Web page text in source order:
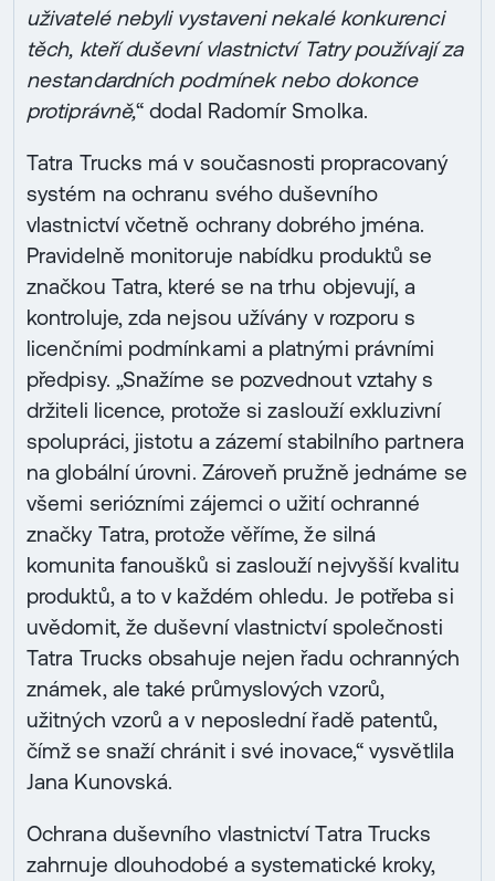
uživatelé nebyli vystaveni nekalé konkurenci
těch, kteří duševní vlastnictví Tatry používají za
nestandardních podmínek nebo dokonce
protiprávně,“ dodal Radomír Smolka.
Tatra Trucks má v současnosti propracovaný
systém na ochranu svého duševního
vlastnictví včetně ochrany dobrého jména.
Pravidelně monitoruje nabídku produktů se
značkou Tatra, které se na trhu objevují, a
kontroluje, zda nejsou užívány v rozporu s
licenčními podmínkami a platnými právními
předpisy. „Snažíme se pozvednout vztahy s
držiteli licence, protože si zaslouží exkluzivní
spolupráci, jistotu a zázemí stabilního partnera
na globální úrovni. Zároveň pružně jednáme se
všemi seriózními zájemci o užití ochranné
značky Tatra, protože věříme, že silná
komunita fanoušků si zaslouží nejvyšší kvalitu
produktů, a to v každém ohledu. Je potřeba si
uvědomit, že duševní vlastnictví společnosti
Tatra Trucks obsahuje nejen řadu ochranných
známek, ale také průmyslových vzorů,
užitných vzorů a v neposlední řadě patentů,
čímž se snaží chránit i své inovace,“ vysvětlila
Jana Kunovská.
Ochrana duševního vlastnictví Tatra Trucks
zahrnuje dlouhodobé a systematické kroky,